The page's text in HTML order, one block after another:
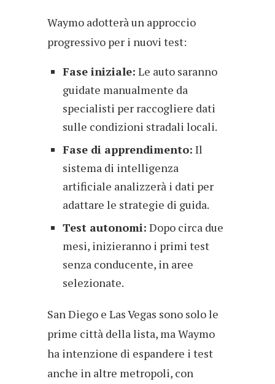
Waymo adotterà un approccio
progressivo per i nuovi test:
Fase iniziale: Le auto saranno
guidate manualmente da
specialisti per raccogliere dati
sulle condizioni stradali locali.
Fase di apprendimento: Il
sistema di intelligenza
artificiale analizzerà i dati per
adattare le strategie di guida.
Test autonomi: Dopo circa due
mesi, inizieranno i primi test
senza conducente, in aree
selezionate.
San Diego e Las Vegas sono solo le
prime città della lista, ma Waymo
ha intenzione di espandere i test
anche in altre metropoli, con